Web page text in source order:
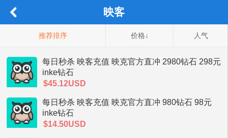
映客
推荐排序 价格↓ 人气
每日秒杀 映客充值 映克官方直冲 2980钻石 298元
inke钻石
$45.12USD
每日秒杀 映客充值 映克官方直冲 980钻石 98元
inke钻石
$14.50USD